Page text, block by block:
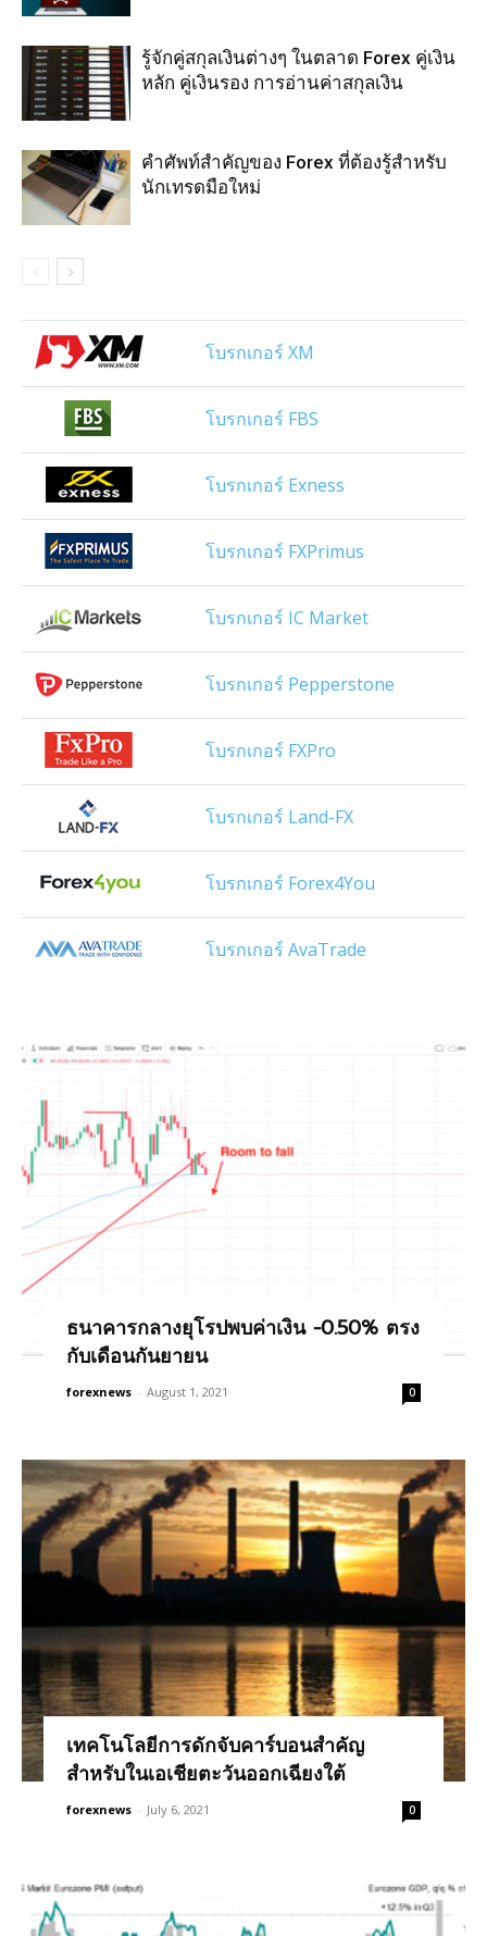
รู้จักคู่สกุลเงินต่างๆ ในตลาด Forex คู่เงิน
หลัก คู่เงินรอง การอ่านค่าสกุลเงิน
คำศัพท์สำคัญของ Forex ที่ต้องรู้สำหรับ
นักเทรดมือใหม่
โบรกเกอร์ XM
โบรกเกอร์ FBS
โบรกเกอร์ Exness
โบรกเกอร์ FXPrimus
โบรกเกอร์ IC Market
โบรกเกอร์ Pepperstone
โบรกเกอร์ FXPro
โบรกเกอร์ Land-FX
โบรกเกอร์ Forex4You
โบรกเกอร์ AvaTrade
ธนาคารกลางยุโรปพบค่าเงิน -0.50% ตรง
กับเดือนกันยายน
forexnews - August 1, 2021 0
เทคโนโลยีการดักจับคาร์บอนสำคัญ
สำหรับในเอเชียตะวันออกเฉียงใต้
forexnews - July 6, 2021 0